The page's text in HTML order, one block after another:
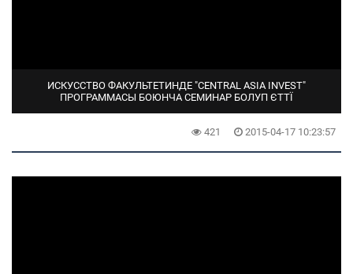
ИСКУССТВО ФАКУЛЬТЕТИНДЕ "CENTRAL ASIA INVEST"
ПРОГРАММАСЫ БОЮНЧА СЕМИНАР БОЛУП ЄТТЇ
421 2015-04-17 10:23:57